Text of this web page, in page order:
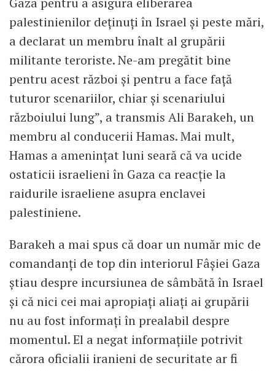
palestinienilor deținuți în Israel și peste mări,
a declarat un membru înalt al grupării
militante teroriste. Ne-am pregătit bine
pentru acest război și pentru a face față
tuturor scenariilor, chiar și scenariului
războiului lung”, a transmis Ali Barakeh, un
membru al conducerii Hamas. Mai mult,
Hamas a ameninţat luni seară că va ucide
ostaticii israelieni în Gaza ca reacţie la
raidurile israeliene asupra enclavei
palestiniene.
Barakeh a mai spus că doar un număr mic de
comandanți de top din interiorul Fâșiei Gaza
știau despre incursiunea de sâmbătă în Israel
și că nici cei mai apropiați aliați ai grupării
nu au fost informați în prealabil despre
momentul. El a negat informațiile potrivit
cărora oficialii iranieni de securitate ar fi